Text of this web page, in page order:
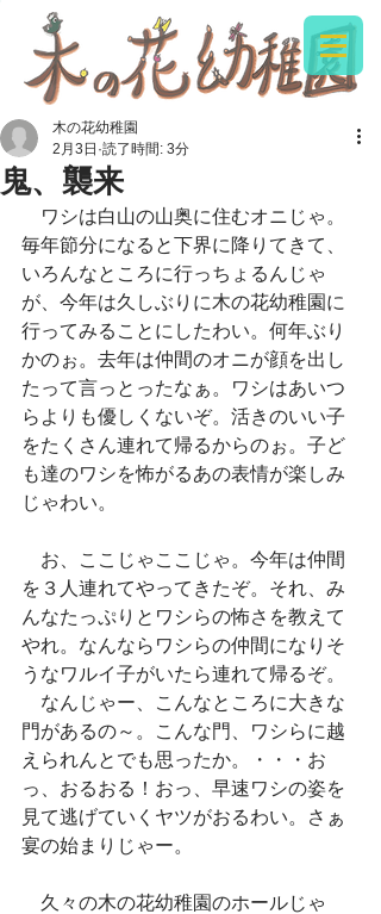
鬼、襲来
木の花幼稚園
2月3日 読了時間: 3分
ワシは白山の山奥に住むオニじゃ。
毎年節分になると下界に降りてきて、
いろんなところに行っちょるんじゃ
が、今年は久しぶりに木の花幼稚園に
行ってみることにしたわい。何年ぶり
かのぉ。去年は仲間のオニが顔を出し
たって言っとったなぁ。ワシはあいつ
らよりも優しくないぞ。活きのいい子
をたくさん連れて帰るからのぉ。子ど
も達のワシを怖がるあの表情が楽しみ
じゃわい。
お、ここじゃここじゃ。今年は仲間
を３人連れてやってきたぞ。それ、み
んなたっぷりとワシらの怖さを教えて
やれ。なんならワシらの仲間になりそ
うなワルイ子がいたら連れて帰るぞ。
なんじゃー、こんなところに大きな
門があるの～。こんな門、ワシらに越
えられんとでも思ったか。・・・お
っ、おるおる！おっ、早速ワシの姿を
見て逃げていくヤツがおるわい。さぁ
宴の始まりじゃー。
久々の木の花幼稚園のホールじゃ